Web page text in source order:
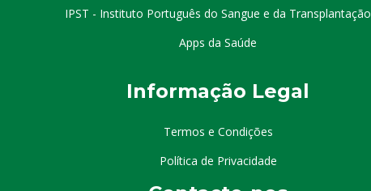
IPST - Instituto Português do Sangue e da Transplantação
Apps da Saúde
Informação Legal
Termos e Condições
Política de Privacidade